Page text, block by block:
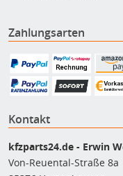
Zahlungsarten
Kontakt
kfzparts24.de - Erwin
Von-Reuental-Straße 8a